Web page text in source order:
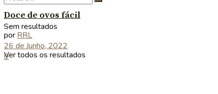
Sem resultados
Ver todos os resultados
Doce de ovos fácil
por RRL
26 de Junho, 2022
0